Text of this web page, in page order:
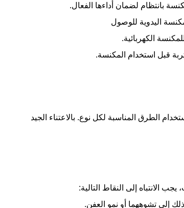
بانتظام لضمان أداءها الفعال.
اليدوية للوصول
الكهربائية.
قبل استخدام المكنسة.
الطرق المناسبة لكل نوع. بالاعتناء الجيد
الانتباه إلى النقاط التالية:
إلى تشوههما أو نمو العفن.